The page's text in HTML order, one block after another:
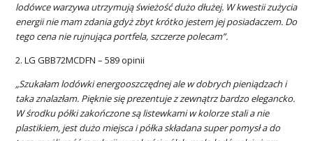
lodówce warzywa utrzymują świeżość dużo dłużej. W kwestii zużycia
energii nie mam zdania gdyż zbyt krótko jestem jej posiadaczem. Do
tego cena nie rujnująca portfela, szczerze polecam”.
2. LG GBB72MCDFN – 589 opinii
„Szukałam lodówki energooszczędnej ale w dobrych pieniądzach i
taka znalazłam. Pięknie się prezentuje z zewnątrz bardzo elegancko.
W środku półki zakończone są listewkami w kolorze stali a nie
plastikiem, jest dużo miejsca i półka składana super pomysł a do